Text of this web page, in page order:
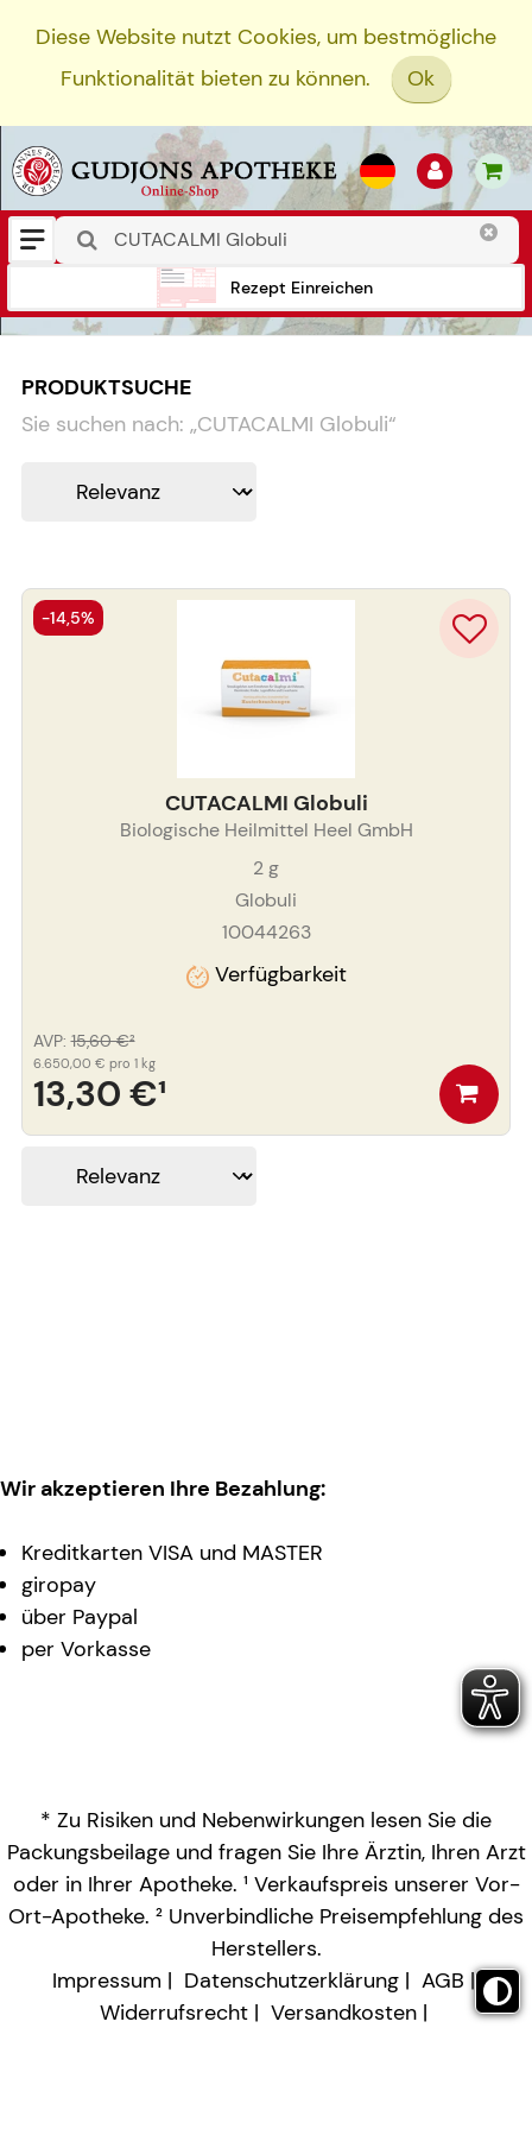
Diese Website nutzt Cookies, um bestmögliche
Funktionalität bieten zu können.
Ok
Rezept Einreichen
PRODUKTSUCHE
Sie suchen nach: „CUTACALMI Globuli“
CUTACALMI Globuli
Biologische Heilmittel Heel GmbH
2g
Globuli
10044263
Verfügbarkeit
13,30 €¹
AVP: 15,60 €²
6.650,00 € pro 1 kg
-14,5%
Wir akzeptieren Ihre Bezahlung:
Kreditkarten VISA und MASTER
giropay
über Paypal
per Vorkasse
* Zu Risiken und Nebenwirkungen lesen Sie die
Packungsbeilage und fragen Sie Ihre Ärztin, Ihren Arzt
oder in Ihrer Apotheke. ¹ Verkaufspreis unserer Vor-
Ort-Apotheke. ² Unverbindliche Preisempfehlung des
Herstellers.
Impressum
Datenschutzerklärung
AGB
Widerrufsrecht
Versandkosten